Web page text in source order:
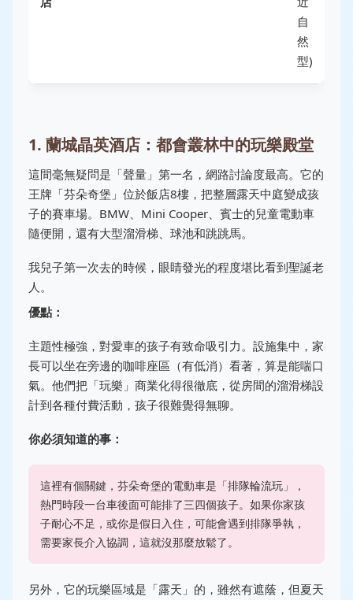
自
然
型)
1. 蘭城晶英酒店：都會叢林中的玩樂殿堂
這間毫無疑問是「聲量」第一名，網路討論度最高。它的
王牌「芬朵奇堡」位於飯店8樓，把整層露天中庭變成孩
子的賽車場。BMW、Mini Cooper、賓士的兒童電動車
隨便開，還有大型溜滑梯、球池和跳跳馬。
我兒子第一次去的時候，眼睛發光的程度堪比看到聖誕老
人。
優點：
主題性極強，對愛車的孩子有致命吸引力。設施集中，家
長可以坐在旁邊的咖啡座區（有低消）看著，算是能喘口
氣。他們把「玩樂」商業化得很徹底，從房間的溜滑梯設
計到各種付費活動，孩子很難覺得無聊。
你必須知道的事：
這裡有個關鍵，芬朵奇堡的電動車是「排隊輪流玩」，
熱門時段一台車後面可能排了三四個孩子。如果你家孩
子耐心不足，或你是假日入住，可能會遇到排隊爭執，
需要家長介入協調，這就沒那麼放鬆了。
另外，它的玩樂區域是「露天」的，雖然有遮蔭，但夏天